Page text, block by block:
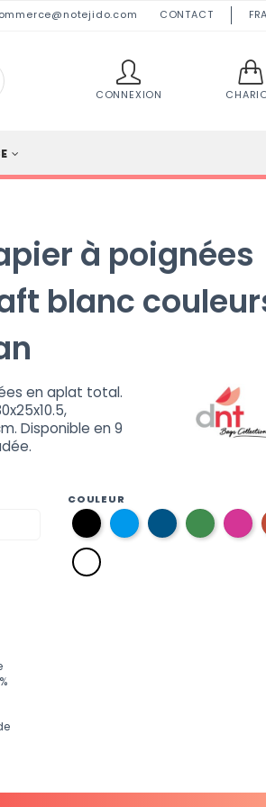
CONTACT
CONNEXION
à poignées
blanc
en aplat total.
Disponible en 9
COULEUR
p9
noir
p6
bleu
process
p13
bleu
navy
p5
vert
p0
blanc